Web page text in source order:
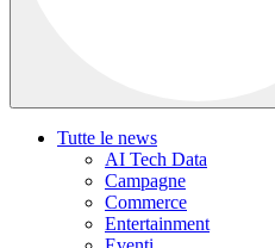
Tutte le news
AI Tech Data
Campagne
Commerce
Entertainment